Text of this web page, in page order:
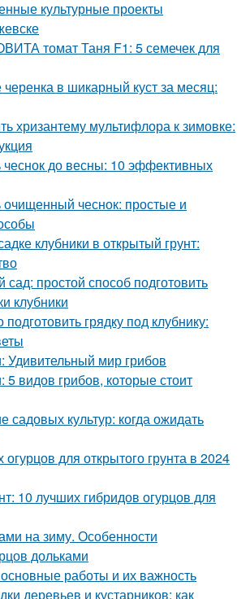
культурные проекты
томат Таня F1: 5 семечек для
в шикарный куст за месяц:
хризантему мультифлора к зимовке:
чеснок до весны: 10 эффективных
очищенный чеснок: простые и
клубники в открытый грунт:
сад: простой способ подготовить
клубники
грядку под клубнику:
Удивительный мир грибов
видов грибов, которые стоит
культур: когда ожидать
для открытого грунта в 2024
10 лучших гибридов огурцов для
на зиму. Особенности
дольками
работы и их важность
деревьев и кустарников: как